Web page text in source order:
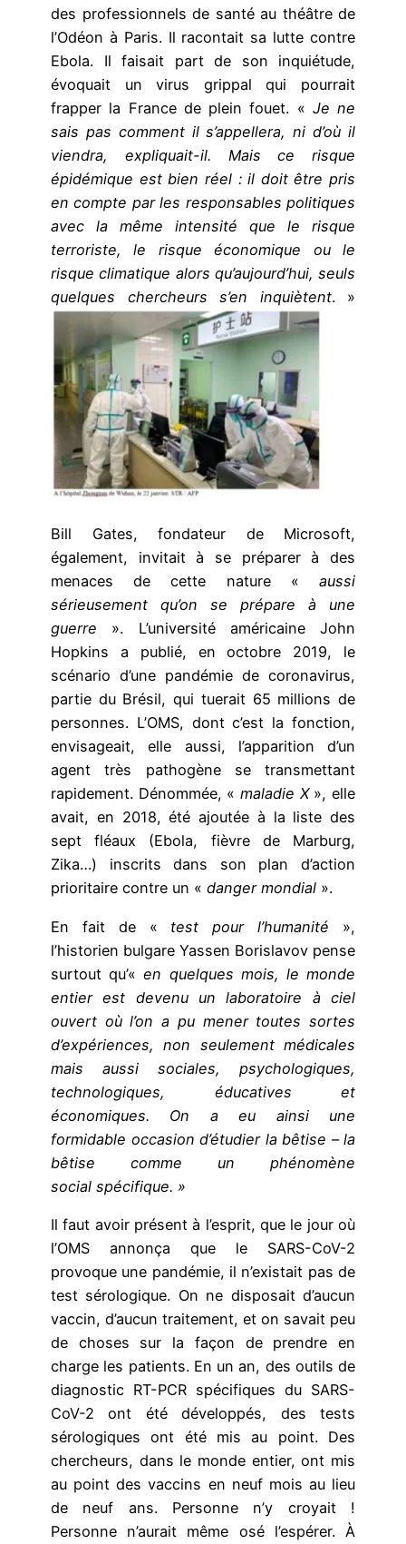
des professionnels de santé au théâtre de
l’Odéon à Paris. Il racontait sa lutte contre
Ebola. Il faisait part de son inquiétude,
évoquait un virus grippal qui pourrait
frapper la France de plein fouet. « Je ne
sais pas comment il s’appellera, ni d’où il
viendra, expliquait-il. Mais ce risque
épidémique est bien réel : il doit être pris
en compte par les responsables politiques
avec la même intensité que le risque
terroriste, le risque économique ou le
risque climatique alors qu’aujourd’hui, seuls
quelques chercheurs s’en inquiètent. »
Bill Gates, fondateur de Microsoft,
également, invitait à se préparer à des
menaces de cette nature « aussi
sérieusement qu’on se prépare à une
guerre ». L’université américaine John
Hopkins a publié, en octobre 2019, le
scénario d’une pandémie de coronavirus,
partie du Brésil, qui tuerait 65 millions de
personnes. L’OMS, dont c’est la fonction,
envisageait, elle aussi, l’apparition d’un
agent très pathogène se transmettant
rapidement. Dénommée, « maladie X», elle
avait, en 2018, été ajoutée à la liste des
sept fléaux (Ebola, fièvre de Marburg,
Zika…) inscrits dans son plan d’action
prioritaire contre un « danger mondial ».
En fait de « test pour l’humanité »,
l’historien bulgare Yassen Borislavov pense
surtout qu’«en quelques mois, le monde
entier est devenu un laboratoire à ciel
ouvert où l’on a pu mener toutes sortes
d’expériences, non seulement médicales
mais aussi sociales, psychologiques,
technologiques, éducatives et
économiques. On a eu ainsi une
formidable occasion d’étudier la bêtise – la
bêtise comme un phénomène
social spécifique. »
Il faut avoir présent à l’esprit, que le jour où
l’OMS annonça que le SARS-CoV-2
provoque une pandémie, il n’existait pas de
test sérologique. On ne disposait d’aucun
vaccin, d’aucun traitement, et on savait peu
de choses sur la façon de prendre en
charge les patients. En un an, des outils de
diagnostic RT-PCR spécifiques du SARS-
CoV-2 ont été développés, des tests
sérologiques ont été mis au point. Des
chercheurs, dans le monde entier, ont mis
au point des vaccins en neuf mois au lieu
de neuf ans. Personne n’y croyait !
Personne n’aurait même osé l’espérer. À